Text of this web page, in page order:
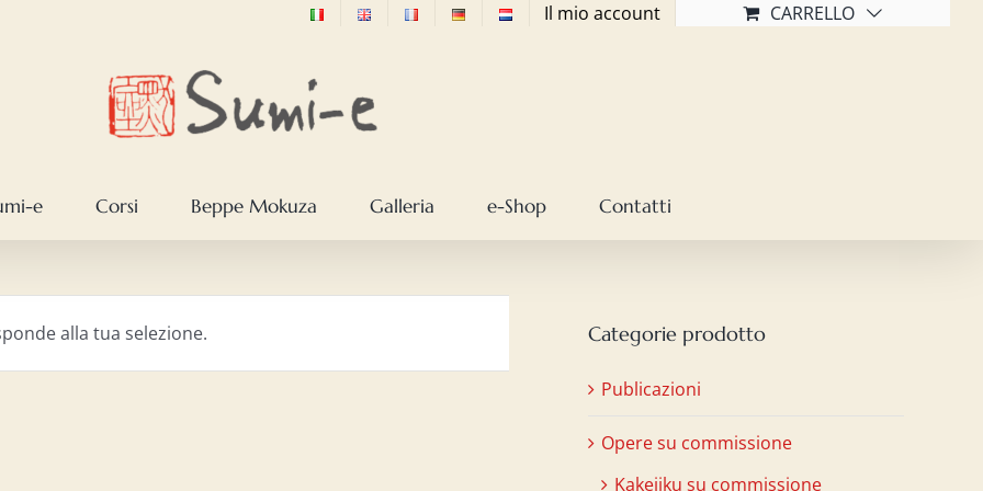
Il mio account CARRELLO
e Corsi Beppe Mokuza Galleria e-Shop Contatti
alla tua selezione. Categorie prodotto
Publicazioni
Opere su commissione
Kakejiku su commissione